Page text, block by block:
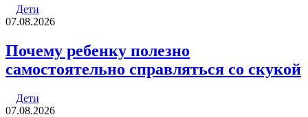
Дети
07.08.2026
Почему ребенку полезно
самостоятельно справляться со скукой
Дети
07.08.2026